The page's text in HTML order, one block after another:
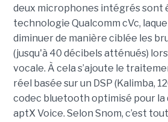
deux microphones intégrés sont
technologie Qualcomm cVc,
diminuer de manière ciblée les
(jusqu'à 40 décibels atténués)
vocale. À cela s’ajoute le
réel basée sur un DSP (Kalimba,
codec bluetooth optimisé pour la
aptX Voice. Selon Snom, c’est